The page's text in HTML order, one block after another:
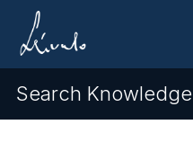
Search Knowledge